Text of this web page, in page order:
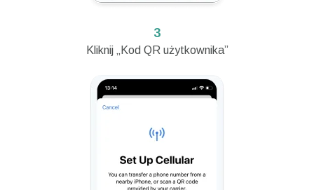
3
Kliknij „Kod QR użytkownika”